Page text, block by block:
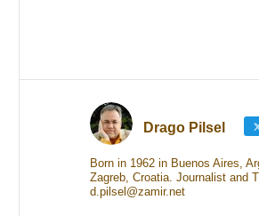
Drago Pilsel
Born in 1962 in Buenos Aires,
Zagreb, Croatia. Journalist and
d.pilsel@zamir.net